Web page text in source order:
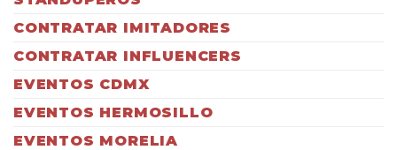
CONTRATAR IMITADORES
CONTRATAR INFLUENCERS
EVENTOS CDMX
EVENTOS HERMOSILLO
EVENTOS MORELIA